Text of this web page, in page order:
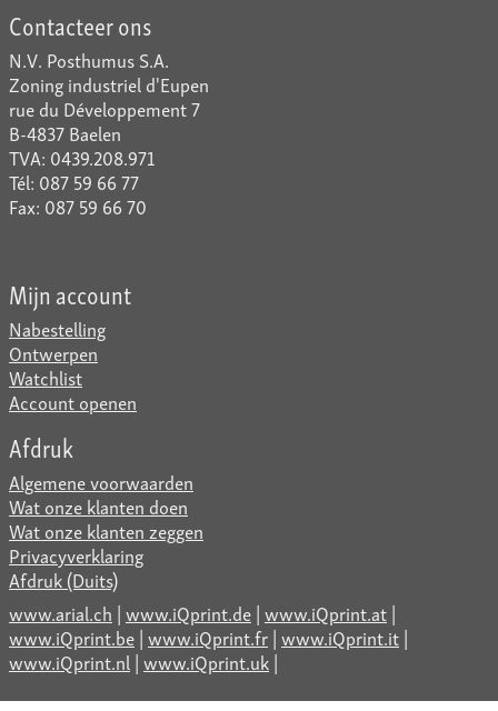
Contacteer ons
N.V. Posthumus S.A.
Zoning industriel d'Eupen
rue du Développement 7
B-4837 Baelen
TVA: 0439.208.971
Tél: 087 59 66 77
Fax: 087 59 66 70
Mijn account
Nabestelling
Ontwerpen
Watchlist
Account openen
Afdruk
Algemene voorwaarden
Wat onze klanten doen
Wat onze klanten zeggen
Privacyverklaring
Afdruk (Duits)
www.arial.ch |www.iQprint.de|www.iQprint.at|
www.iQprint.be|www.iQprint.fr|www.iQprint.it|
www.iQprint.nl|www.iQprint.uk|